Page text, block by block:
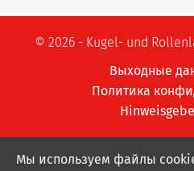
© 2026 - Kugel- und
Выходные
Политика
Мы используем файлы